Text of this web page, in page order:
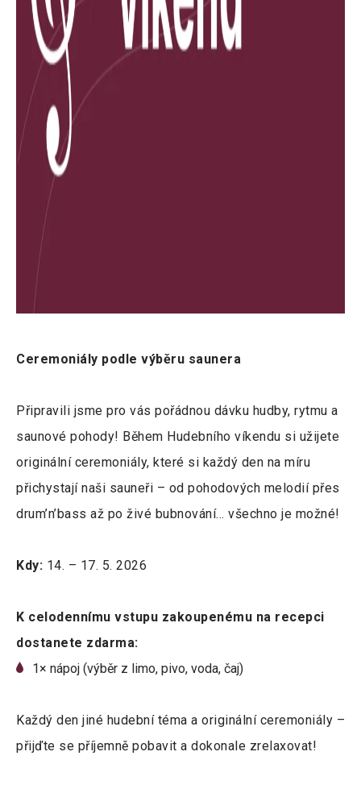
Ceremoniály podle výběru saunera
Připravili jsme pro vás pořádnou dávku hudby, rytmu a
saunové pohody! Během Hudebního víkendu si užijete
originální ceremoniály, které si každý den na míru
přichystají naši sauneři – od pohodových melodií přes
drum’n’bass až po živé bubnování… všechno je možné!
Kdy: 14. – 17. 5. 2026
K celodennímu vstupu zakoupenému na recepci
dostanete zdarma:
1× nápoj (výběr z limo, pivo, voda, čaj)
Každý den jiné hudební téma a originální ceremoniály –
přijďte se příjemně pobavit a dokonale zrelaxovat!